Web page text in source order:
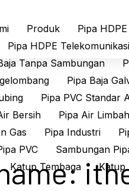
Produk
Pipa
Pipa HDPE Telekomunikasi
Tanpa Sambungan
Pipa Baja
Pipa PVC Standar
Bersih
Pipa Air Limbah
Gas
Pipa Industri
PVC
Sambungan
Katup Tembaga
Katup